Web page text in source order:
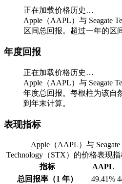
正在加载价格历史…
Apple（AAPL）与 Seagate
区间总回报。超过一年的区
年度回报
正在加载价格历史…
Apple（AAPL）与 Seagate
年度总回报。每根柱为该自
到年末计算。
表现指标
Apple（AAPL）与 Seagate
Technology（STX）的价格表现
指标
AAPL
总回报率（1 年）
49.41%